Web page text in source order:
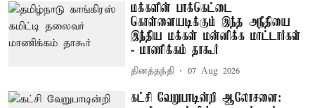
மக்களின் பாக்கெட்டை
கொள்ளையடிக்கும் இந்த அநீதியை
இந்திய மக்கள் மன்னிக்க மாட்டார்கள்
- மாணிக்கம் தாகூர்
தினத்தந்தி 07 Aug 2026
கட்சி வேறுபாடின்றி ஆலோசனை: